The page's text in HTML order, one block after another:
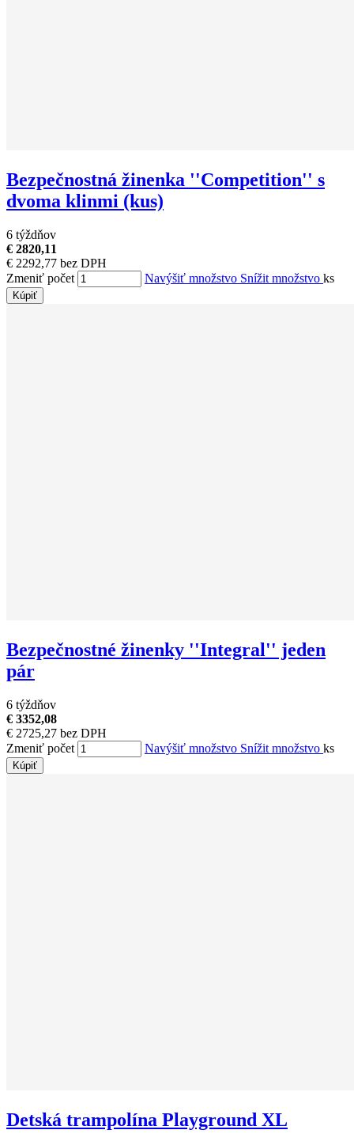
Bezpečnostná žinenka ''Competition'' s
dvoma klinmi (kus)
6 týždňov
€ 2820,11
€ 2292,77 bez DPH
Zmeniť počet
Navýšiť množstvo Snížit množstvo ks
Kúpiť
Bezpečnostné žinenky ''Integral'' jeden
pár
6 týždňov
€ 3352,08
€ 2725,27 bez DPH
Zmeniť počet
Navýšiť množstvo Snížit množstvo ks
Kúpiť
Detská trampolína Playground XL